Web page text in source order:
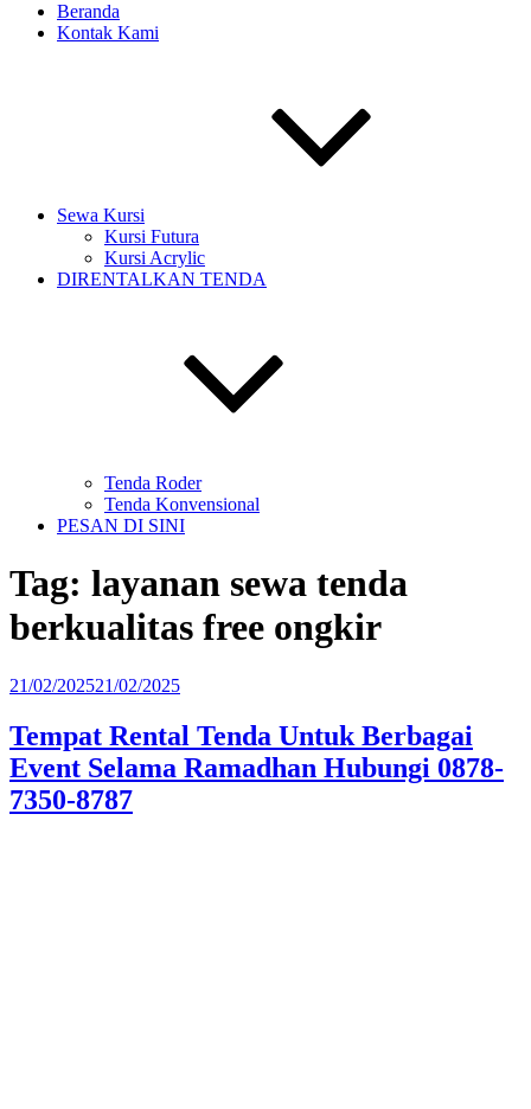
Beranda
Kontak Kami
Sewa Kursi
Kursi Futura
Kursi Acrylic
DIRENTALKAN TENDA
Tenda Roder
Tenda Konvensional
PESAN DI SINI
Tag: layanan sewa tenda
berkualitas free ongkir
Diposkan
21/02/202521/02/2025
Tempat Rental Tenda Untuk Berbagai
Event Selama Ramadhan Hubungi 0878-
7350-8787